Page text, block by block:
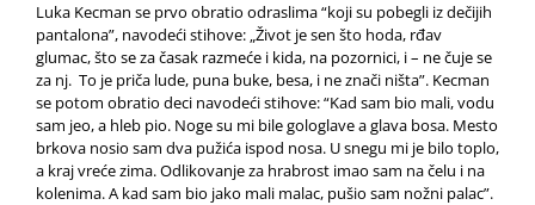
Luka Kecman se prvo obratio odraslima “koji su pobegli iz dečijih
pantalona”, navodeći stihove: „Život je sen što hoda, rđav
glumac, što se za časak razmeće i kida, na pozornici, i – ne čuje se
za nj. To je priča lude, puna buke, besa, i ne znači ništa”. Kecman
se potom obratio deci navodeći stihove: “Kad sam bio mali, vodu
sam jeo, a hleb pio. Noge su mi bile gologlave a glava bosa. Mesto
brkova nosio sam dva pužića ispod nosa. U snegu mi je bilo toplo,
a kraj vreće zima. Odlikovanje za hrabrost imao sam na čelu i na
kolenima. A kad sam bio jako mali malac, pušio sam nožni palac”.